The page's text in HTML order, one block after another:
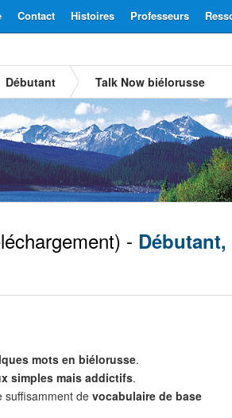
Professeurs
Histoires
Contact
Débutant Talk Now biélorusse
- Débutant,
mots en biélorusse.
simples mais addictifs.
suffisamment de vocabulaire de base